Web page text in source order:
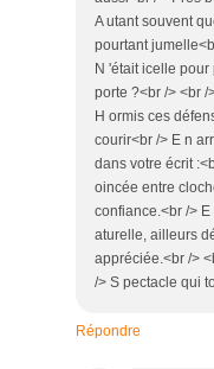
A utant souvent
pourtant
N 'était icelle pour
porte ?<br /> <br /
H ormis ces
courir<br /> E n
dans votre écrit
oincée entre
confiance.<br />
aturelle, ailleurs
appréciée.<br />
/> S pectacle qui
Répondre